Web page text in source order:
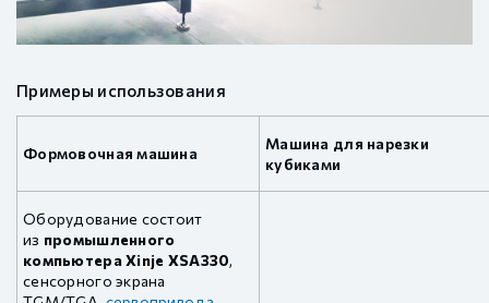
Примеры использования
Формовочная машина
Машина для нарезки
кубиками
Оборудование состоит
из промышленного
компьютера Xinje XSA330,
сенсорного экрана